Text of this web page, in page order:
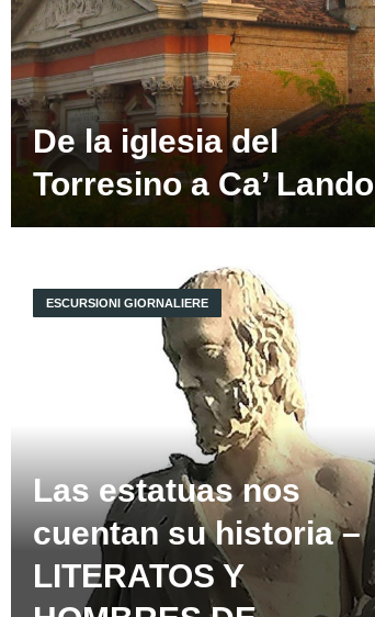
De la iglesia del
Torresino a Ca’ Lando
Las estatuas nos
cuentan su historia –
LITERATOS Y
ESCURSIONI GIORNALIERE